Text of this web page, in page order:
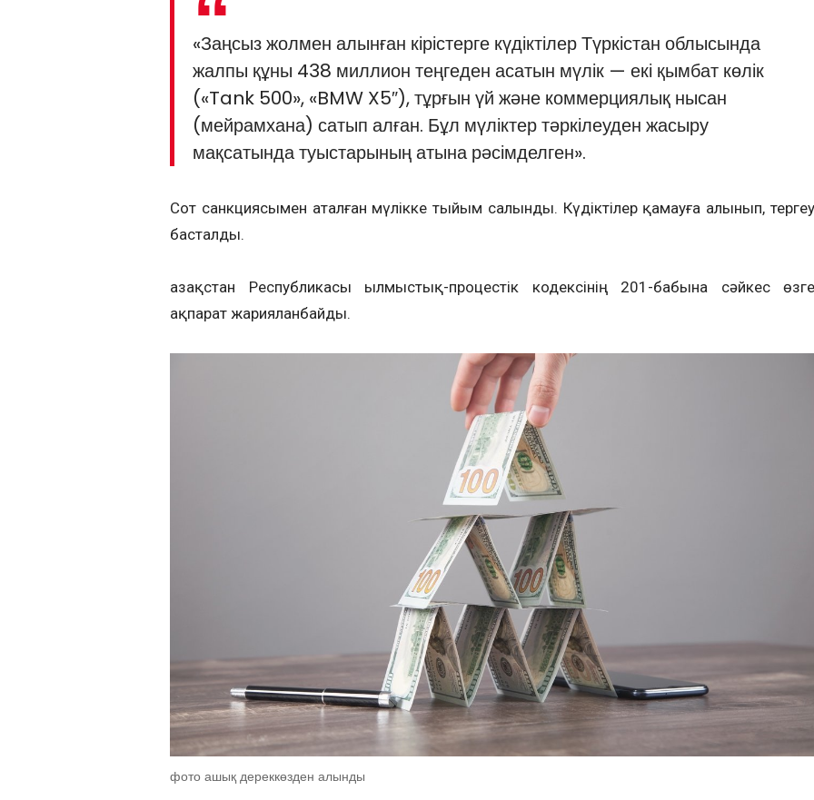
«Заңсыз жолмен алынған кірістерге күдіктілер Түркістан облысында
жалпы құны 438 миллион теңгеден асатын мүлік — екі қымбат көлік
(«Tank 500», «BMW X5″), тұрғын үй және коммерциялық нысан
(мейрамхана) сатып алған. Бұл мүліктер тәркілеуден жасыру
мақсатында туыстарының атына рәсімделген».
Сот санкциясымен аталған мүлікке тыйым салынды. Күдіктілер қамауға алынып, тергеу
басталды.
Қазақстан Республикасы Қылмыстық-процестік кодексінің 201-бабына сәйкес өзге
ақпарат жарияланбайды.
фото ашық дереккөзден алынды